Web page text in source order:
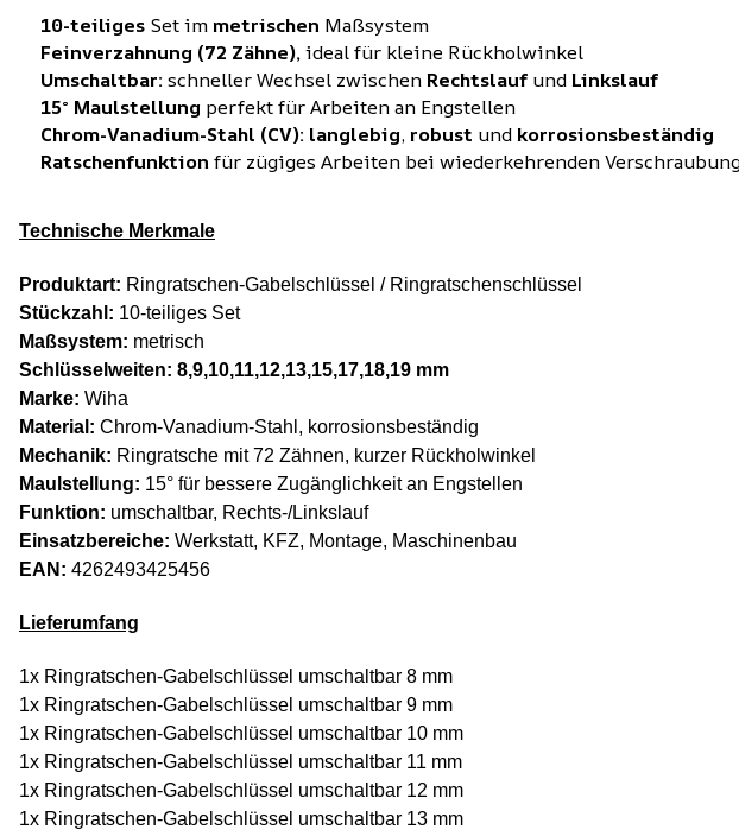
10-teiliges Set immetrischen Maßsystem
Feinverzahnung (72 Zähne),ideal für kleine Rückholwinkel
Umschaltbar: schneller Wechsel zwischenRechtslauf undLinkslauf
15° Maulstellung perfekt für Arbeiten an Engstellen
Chrom-Vanadium-Stahl (CV): langlebig, robust und korrosionsbeständig
Ratschenfunktionfür zügiges Arbeiten bei wiederkehrenden
Technische Merkmale
Produktart: Ringratschen-Gabelschlüssel / Ringratschenschlüssel
Stückzahl: 10-teiliges Set
Maßsystem: metrisch
Schlüsselweiten: 8,9,10,11,12,13,15,17,18,19 mm
Marke: Wiha
Material: Chrom-Vanadium-Stahl, korrosionsbeständig
Mechanik: Ringratsche mit 72 Zähnen, kurzer Rückholwinkel
Maulstellung: 15° für bessere Zugänglichkeit an Engstellen
Funktion: umschaltbar, Rechts-/Linkslauf
Einsatzbereiche: Werkstatt, KFZ, Montage, Maschinenbau
EAN: 4262493425456
Lieferumfang
1x Ringratschen-Gabelschlüssel umschaltbar 8 mm
1x Ringratschen-Gabelschlüssel umschaltbar 9 mm
1x Ringratschen-Gabelschlüssel umschaltbar 10 mm
1x Ringratschen-Gabelschlüssel umschaltbar 11 mm
1x Ringratschen-Gabelschlüssel umschaltbar 12 mm
1x Ringratschen-Gabelschlüssel umschaltbar 13 mm